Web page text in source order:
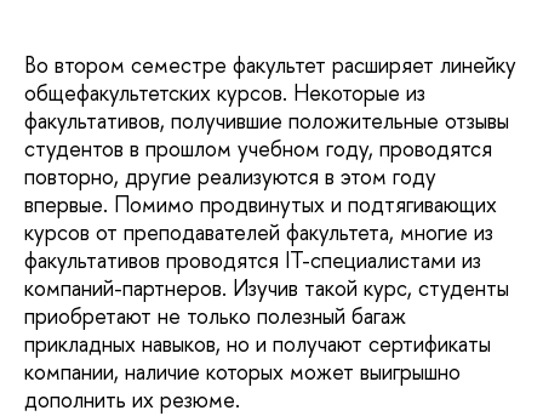
Во втором семестре факультет расширяет линейку
общефакультетских курсов. Некоторые из
факультативов, получившие положительные отзывы
студентов в прошлом учебном году, проводятся
повторно, другие реализуются в этом году
впервые. Помимо продвинутых и подтягивающих
курсов от преподавателей факультета, многие из
факультативов проводятся IT-специалистами из
компаний-партнеров. Изучив такой курс, студенты
приобретают не только полезный багаж
прикладных навыков, но и получают сертификаты
компании, наличие которых может выигрышно
дополнить их резюме.